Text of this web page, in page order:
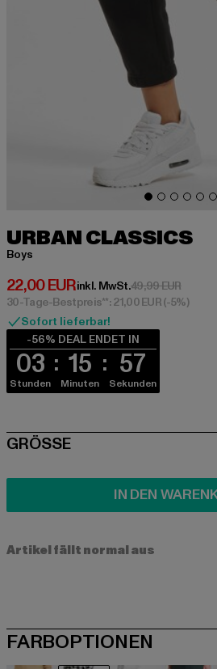
URBAN CLASSICS
Boys
22,00 EUR
Derzeitiger Preis: 22,00 EUR
inkl. MwSt.49,99 EUR
30-Tage-Bestpreis**: 21,00 EUR(-5%)
Sofort lieferbar!
-56% DEAL ENDET IN
03
Stunden
15
Minuten
56
Sekunden
SIZE
GRÖSSE
IN DEN
Artikel fällt normal aus
FARBOPTIONEN